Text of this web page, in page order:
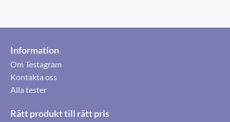
Information
Om Testagram
Kontakta oss
Alla tester
Rätt produkt till rätt pris